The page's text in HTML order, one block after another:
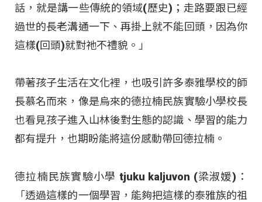
話，就是講一些傳統的領域(歷史)；走路要跟已經
過世的長老溝通一下、再掛上就不能回頭，因為你
這樣(回頭)就對祂不禮貌。」
帶著孩子生活在文化裡，也吸引許多泰雅學校的師
長慕名而來，像是烏來的德拉楠民族實驗小學校長
也看見孩子進入山林後對生態的認識、學習的能力
都有提升，也期盼能將這份感動帶回德拉楠。
德拉楠民族實驗小學 tjuku kaljuvon (梁淑媛)：
「透過這樣的一個學習，能夠把這樣的泰雅族的祖